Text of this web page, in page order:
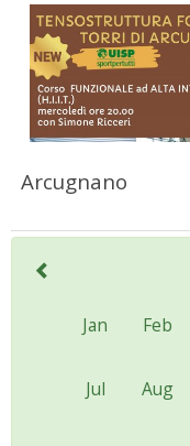
Arcugnano
Jan Feb
Jul Aug